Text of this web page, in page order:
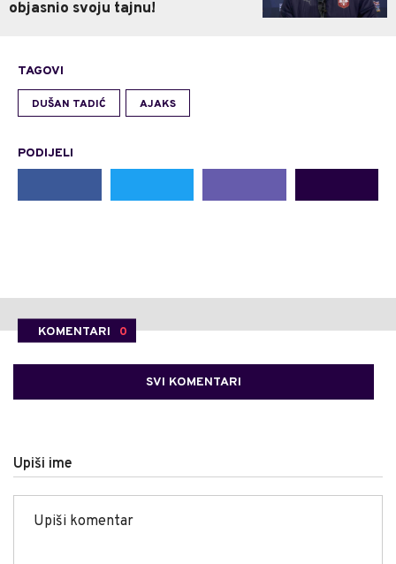
objasnio svoju tajnu!
TAGOVI
DUŠAN TADIĆ AJAKS
PODIJELI
KOMENTARI 0
SVI KOMENTARI
Upiši ime